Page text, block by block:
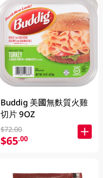
Buddig 美國無麩質火雞
切片 9OZ
$72.00
$65.00